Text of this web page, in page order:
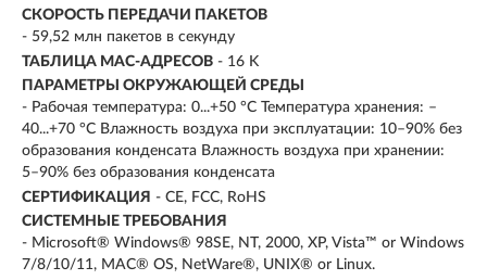
СКОРОСТЬ ПЕРЕДАЧИ ПАКЕТОВ
- 59,52 млн пакетов в секунду
ТАБЛИЦА МАС-АДРЕСОВ - 16 K
ПАРАМЕТРЫ ОКРУЖАЮЩЕЙ СРЕДЫ
- Рабочая температура: 0...+50 °C Температура хранения: –
40...+70 °C Влажность воздуха при эксплуатации: 10–90% без
образования конденсата Влажность воздуха при хранении:
5–90% без образования конденсата
СЕРТИФИКАЦИЯ - CE, FCC, RoHS
СИСТЕМНЫЕ ТРЕБОВАНИЯ
- Microsoft® Windows® 98SE, NT, 2000, XP, Vista™ or Windows
7/8/10/11, MAC® OS, NetWare®, UNIX® or Linux.